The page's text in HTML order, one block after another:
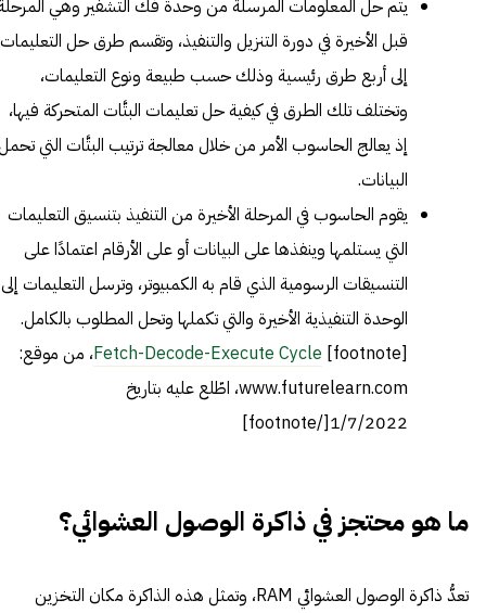
يتم حل المعلومات المرسلة من وحدة فك التشفير وهي
قبل الأخيرة في دورة التنزيل والتنفيذ، وتقسم طرق حل التعليمات
إلى أربع طرق رئيسية وذلك حسب طبيعة ونوع التعليمات،
وتختلف تلك الطرق في كيفية حل تعليمات البتَّات المتحركة فيها،
إذ يعالج الحاسوب الأمر من خلال معالجة ترتيب البتَّات التي
البيانات.
يقوم الحاسوب في المرحلة الأخيرة من التنفيذ بتنسيق التعليمات
التي يستلمها وينفذها على البيانات أو على الأرقام اعتمادًا على
التنسيقات الرسومية الذي قام به الكمبيوتر، وترسل التعليمات إلى
الوحدة التنفيذية الأخيرة والتي تكملها وتحل المطلوب بالكامل.
[footnote]
Fetch-Decode-Execute Cycle، من موقع:
www.futurelearn.com، اطّلع عليه بتاريخ
1/7/2022[/footnote]
ما هو محتجز في ذاكرة الوصول العشوائي؟
تعدُّ ذاكرة الوصول العشوائي RAM، وتمثل هذه الذاكرة مكان التخزين